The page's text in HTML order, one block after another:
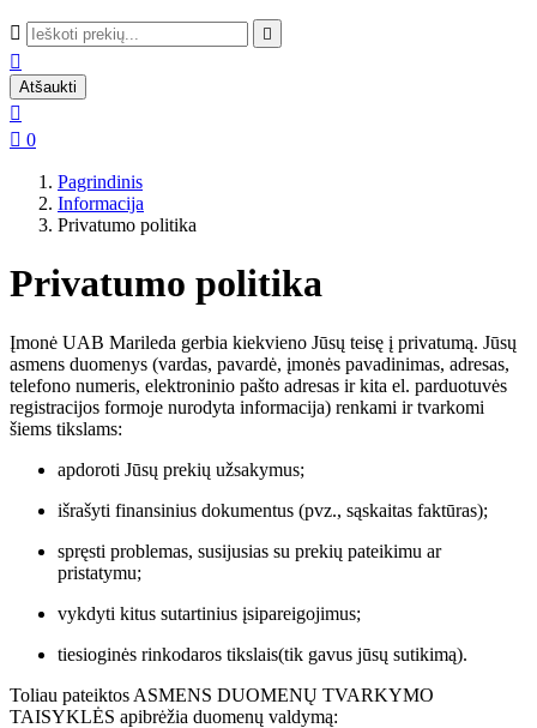
 

Atšaukti

 0
Pagrindinis
Informacija
Privatumo politika
Privatumo politika
Įmonė UAB Marileda gerbia kiekvieno Jūsų teisę į privatumą. Jūsų
asmens duomenys (vardas, pavardė, įmonės pavadinimas, adresas,
telefono numeris, elektroninio pašto adresas ir kita el. parduotuvės
registracijos formoje nurodyta informacija) renkami ir tvarkomi
šiems tikslams:
apdoroti Jūsų prekių užsakymus;
išrašyti finansinius dokumentus (pvz., sąskaitas faktūras);
spręsti problemas, susijusias su prekių pateikimu ar
pristatymu;
vykdyti kitus sutartinius įsipareigojimus;
tiesioginės rinkodaros tikslais(tik gavus jūsų sutikimą).
Toliau pateiktos ASMENS DUOMENŲ TVARKYMO
TAISYKLĖS apibrėžia duomenų valdymą: